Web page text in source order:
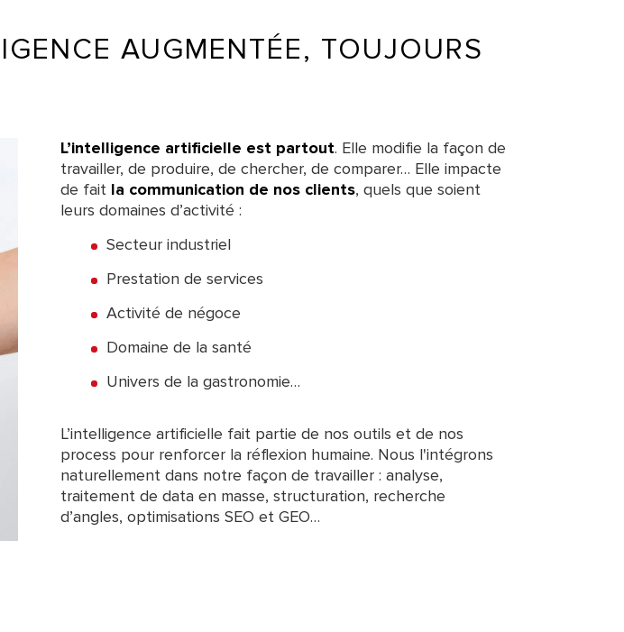
AUGMENTÉE, TOUJOURS
L’intelligence artificielle est partout. Elle modifie la façon de
travailler, de produire, de chercher, de comparer… Elle impacte
de fait la communication de nos clients, quels que soient
leurs domaines d’activité :
Secteur industriel
Prestation de services
Activité de négoce
Domaine de la santé
Univers de la gastronomie…
L’intelligence artificielle fait partie de nos outils et de nos
process pour renforcer la réflexion humaine. Nous l'intégrons
naturellement dans notre façon de travailler : analyse,
traitement de data en masse, structuration, recherche
d’angles, optimisations SEO et GEO…